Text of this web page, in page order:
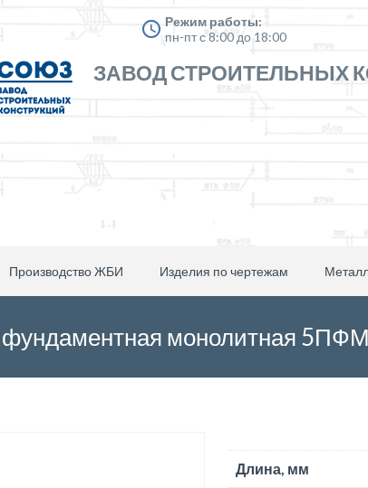
Режим работы:
пн-пт с 8:00 до 18:00
ЗАВОД СТРОИТЕЛЬНЫХ
Производство ЖБИ Изделия по чертежам
монолитная
Длина, мм